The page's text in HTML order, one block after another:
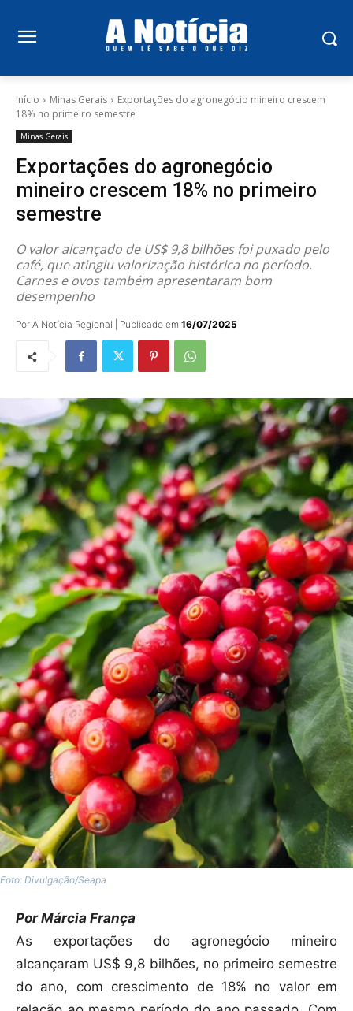
Início Minas Gerais
Exportações do agronegócio mineiro crescem
18% no primeiro semestre
Minas Gerais
Exportações do agronegócio
mineiro crescem 18% no primeiro
semestre
O valor alcançado de US$ 9,8 bilhões foi puxado pelo
café, que atingiu valorização histórica no período.
Carnes e ovos também apresentaram bom
desempenho
Por A Notícia Regional | Publicado em 16/07/2025
Foto: Divulgação/Seapa
Por Márcia França
As exportações do agronegócio mineiro
alcançaram US$ 9,8 bilhões, no primeiro semestre
do ano, com crescimento de 18% no valor em